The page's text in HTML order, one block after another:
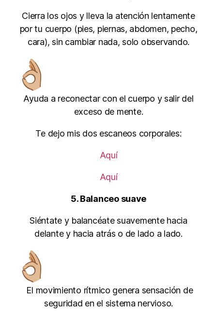
Cierra los ojos y lleva la atención lentamente
por tu cuerpo (pies, piernas, abdomen, pecho,
cara), sin cambiar nada, solo observando.
Ayuda a reconectar con el cuerpo y salir del
exceso de mente.
Te dejo mis dos escaneos corporales:
Aquí
Aquí
5. Balanceo suave
Siéntate y balancéate suavemente hacia
delante y hacia atrás o de lado a lado.
El movimiento rítmico genera sensación de
seguridad en el sistema nervioso.